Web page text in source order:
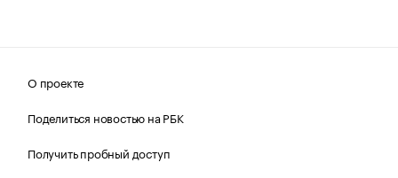
О проекте
Поделиться новостью на РБК
Получить пробный доступ